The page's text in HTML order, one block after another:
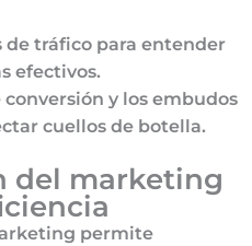
de tráfico para entender
efectivos.
conversión y los embudos
cuellos de botella.
del marketing
permite